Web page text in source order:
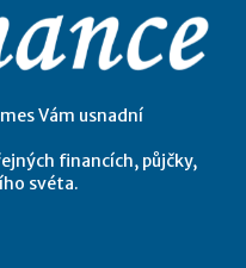
Vám usnadní
financích, půjčky,
svéta.